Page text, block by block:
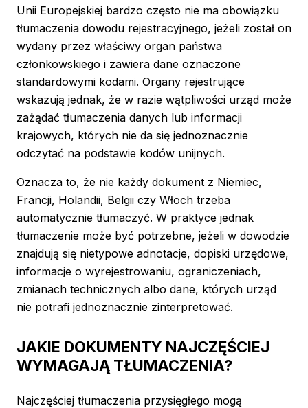
Unii Europejskiej bardzo często nie ma obowiązku
tłumaczenia dowodu rejestracyjnego, jeżeli został on
wydany przez właściwy organ państwa
członkowskiego i zawiera dane oznaczone
standardowymi kodami. Organy rejestrujące
wskazują jednak, że w razie wątpliwości urząd może
zażądać tłumaczenia danych lub informacji
krajowych, których nie da się jednoznacznie
odczytać na podstawie kodów unijnych.
Oznacza to, że nie każdy dokument z Niemiec,
Francji, Holandii, Belgii czy Włoch trzeba
automatycznie tłumaczyć. W praktyce jednak
tłumaczenie może być potrzebne, jeżeli w dowodzie
znajdują się nietypowe adnotacje, dopiski urzędowe,
informacje o wyrejestrowaniu, ograniczeniach,
zmianach technicznych albo dane, których urząd
nie potrafi jednoznacznie zinterpretować.
JAKIE DOKUMENTY NAJCZĘŚCIEJ
WYMAGAJĄ TŁUMACZENIA?
Najczęściej tłumaczenia przysięgłego mogą